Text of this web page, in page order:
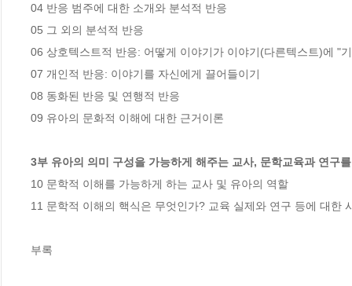
04 반응 범주에 대한 소개와 분석적 반응
05 그 외의 분석적 반응
06 상호텍스트적 반응: 어떻게 이야기가 이야기(다른텍스트)에 "
07 개인적 반응: 이야기를 자신에게 끌어들이기
08 동화된 반응 및 연행적 반응
09 유아의 문화적 이해에 대한 근거이론
3부 유아의 의미 구성을 가능하게 해주는 교사, 문학교육과 연구
10 문학적 이해를 가능하게 하는 교사 및 유아의 역할
11 문학적 이해의 핵식은 무엇인가? 교육 실제와 연구 등에 대한
부록